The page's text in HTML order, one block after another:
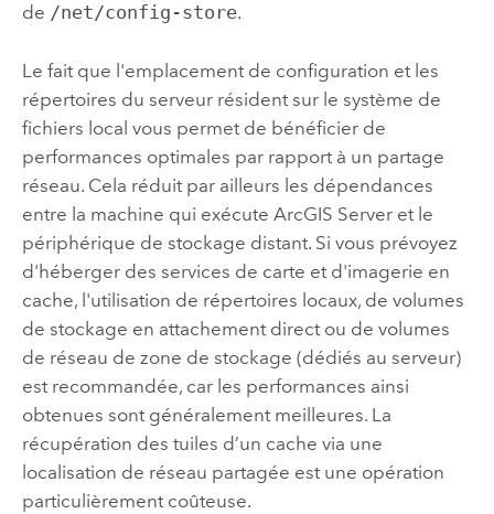
de /net/config-store.
Le fait que l'emplacement de configuration et les
répertoires du serveur résident sur le système de
fichiers local vous permet de bénéficier de
performances optimales par rapport à un partage
réseau. Cela réduit par ailleurs les dépendances
entre la machine qui exécute ArcGIS Serveret le
périphérique de stockage distant. Si vous prévoyez
d'héberger des services de carte et d'imagerie en
cache, l'utilisation de répertoires locaux, de volumes
de stockage en attachement direct ou de volumes
de réseau de zone de stockage (dédiés au serveur)
est recommandée, car les performances ainsi
obtenues sont généralement meilleures. La
récupération des tuiles d’un cache via une
localisation de réseau partagée est une opération
particulièrement coûteuse.